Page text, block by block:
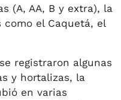
(A, AA, B y extra), la
el Caquetá, el
registraron algunas
y hortalizas, la
en varias